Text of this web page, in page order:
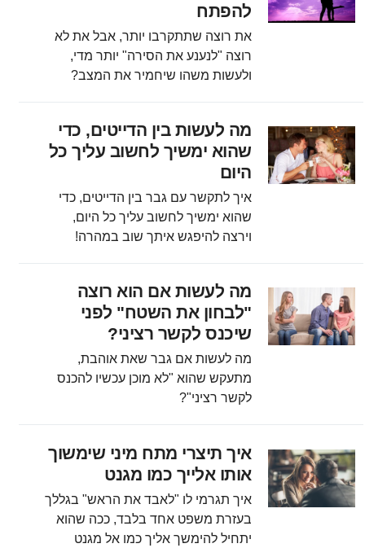
להפתח
את רוצה שתתקרבו יותר, אבל את לא
רוצה "לנענע את הסירה" יותר מדי,
ולעשות משהו שיחמיר את המצב?
מה לעשות בין הדייטים, כדי
שהוא ימשיך לחשוב עליך כל
היום
איך לתקשר עם גבר בין הדייטים, כדי
שהוא ימשיך לחשוב עליך כל היום,
וירצה להיפגש איתך שוב במהרה!
מה לעשות אם הוא רוצה
"לבחון את השטח" לפני
שיכנס לקשר רציני?
מה לעשות אם גבר שאת אוהבת,
מתעקש שהוא "לא מוכן עכשיו להכנס
לקשר רציני"?
איך תיצרי מתח מיני שימשוך
אותו אלייך כמו מגנט
איך תגרמי לו "לאבד את הראש" בגללך
בעזרת משפט אחד בלבד, ככה שהוא
יתחיל להימשך אליך כמו אל מגנט